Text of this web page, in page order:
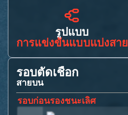
รูปแบบ
การแข่งขันแบบแบ่งสาย
รอบตัดเชือก
สายบน
รอบก่อนรองชนะเลิศ